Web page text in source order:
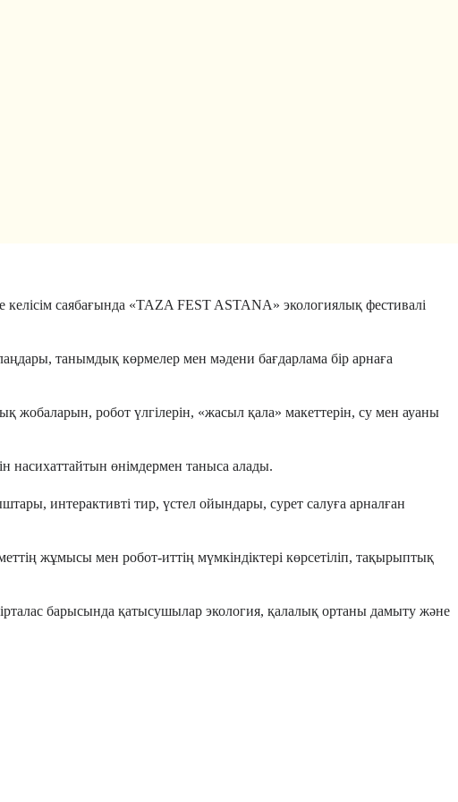
саябағында «TAZA FEST ASTANA» экологиялық фестивалі
танымдық көрмелер мен мәдени бағдарлама бір арнаға
робот үлгілерін, «жасыл қала» макеттерін, су мен ауаны
насихаттайтын өнімдермен таныса алады.
интерактивті тир, үстел ойындары, сурет салуға арналған
жұмысы мен робот-иттің мүмкіндіктері көрсетіліп, тақырыптық
барысында қатысушылар экология, қалалық ортаны дамыту және